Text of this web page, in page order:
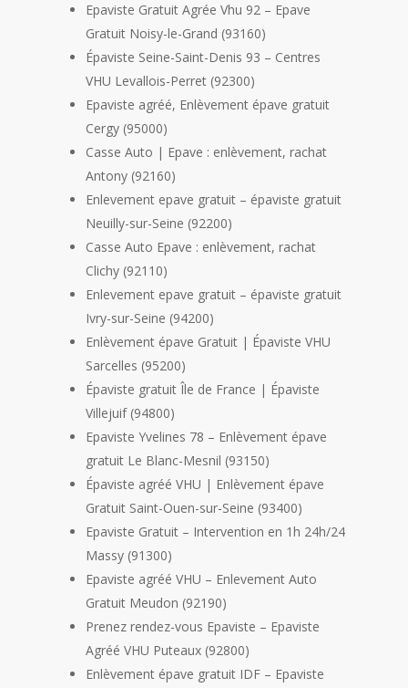
Epaviste Gratuit Agrée Vhu 92 – Epave
Gratuit Noisy-le-Grand (93160)
Épaviste Seine-Saint-Denis 93 – Centres
VHU Levallois-Perret (92300)
Epaviste agréé, Enlèvement épave gratuit
Cergy (95000)
Casse Auto | Epave : enlèvement, rachat
Antony (92160)
Enlevement epave gratuit – épaviste gratuit
Neuilly-sur-Seine (92200)
Casse Auto Epave : enlèvement, rachat
Clichy (92110)
Enlevement epave gratuit – épaviste gratuit
Ivry-sur-Seine (94200)
Enlèvement épave Gratuit | Épaviste VHU
Sarcelles (95200)
Épaviste gratuit Île de France | Épaviste
Villejuif (94800)
Epaviste Yvelines 78 – Enlèvement épave
gratuit Le Blanc-Mesnil (93150)
Épaviste agréé VHU | Enlèvement épave
Gratuit Saint-Ouen-sur-Seine (93400)
Epaviste Gratuit – Intervention en 1h 24h/24
Massy (91300)
Epaviste agréé VHU – Enlevement Auto
Gratuit Meudon (92190)
Prenez rendez-vous Epaviste – Epaviste
Agréé VHU Puteaux (92800)
Enlèvement épave gratuit IDF – Epaviste